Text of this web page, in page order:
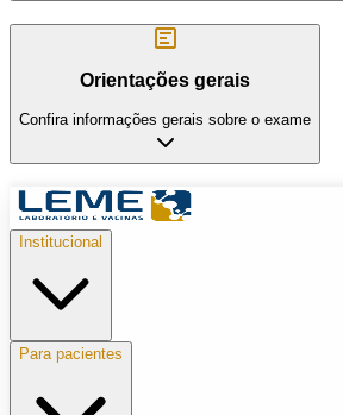
Orientações gerais
Confira informações gerais sobre o exame
Institucional
Para pacientes